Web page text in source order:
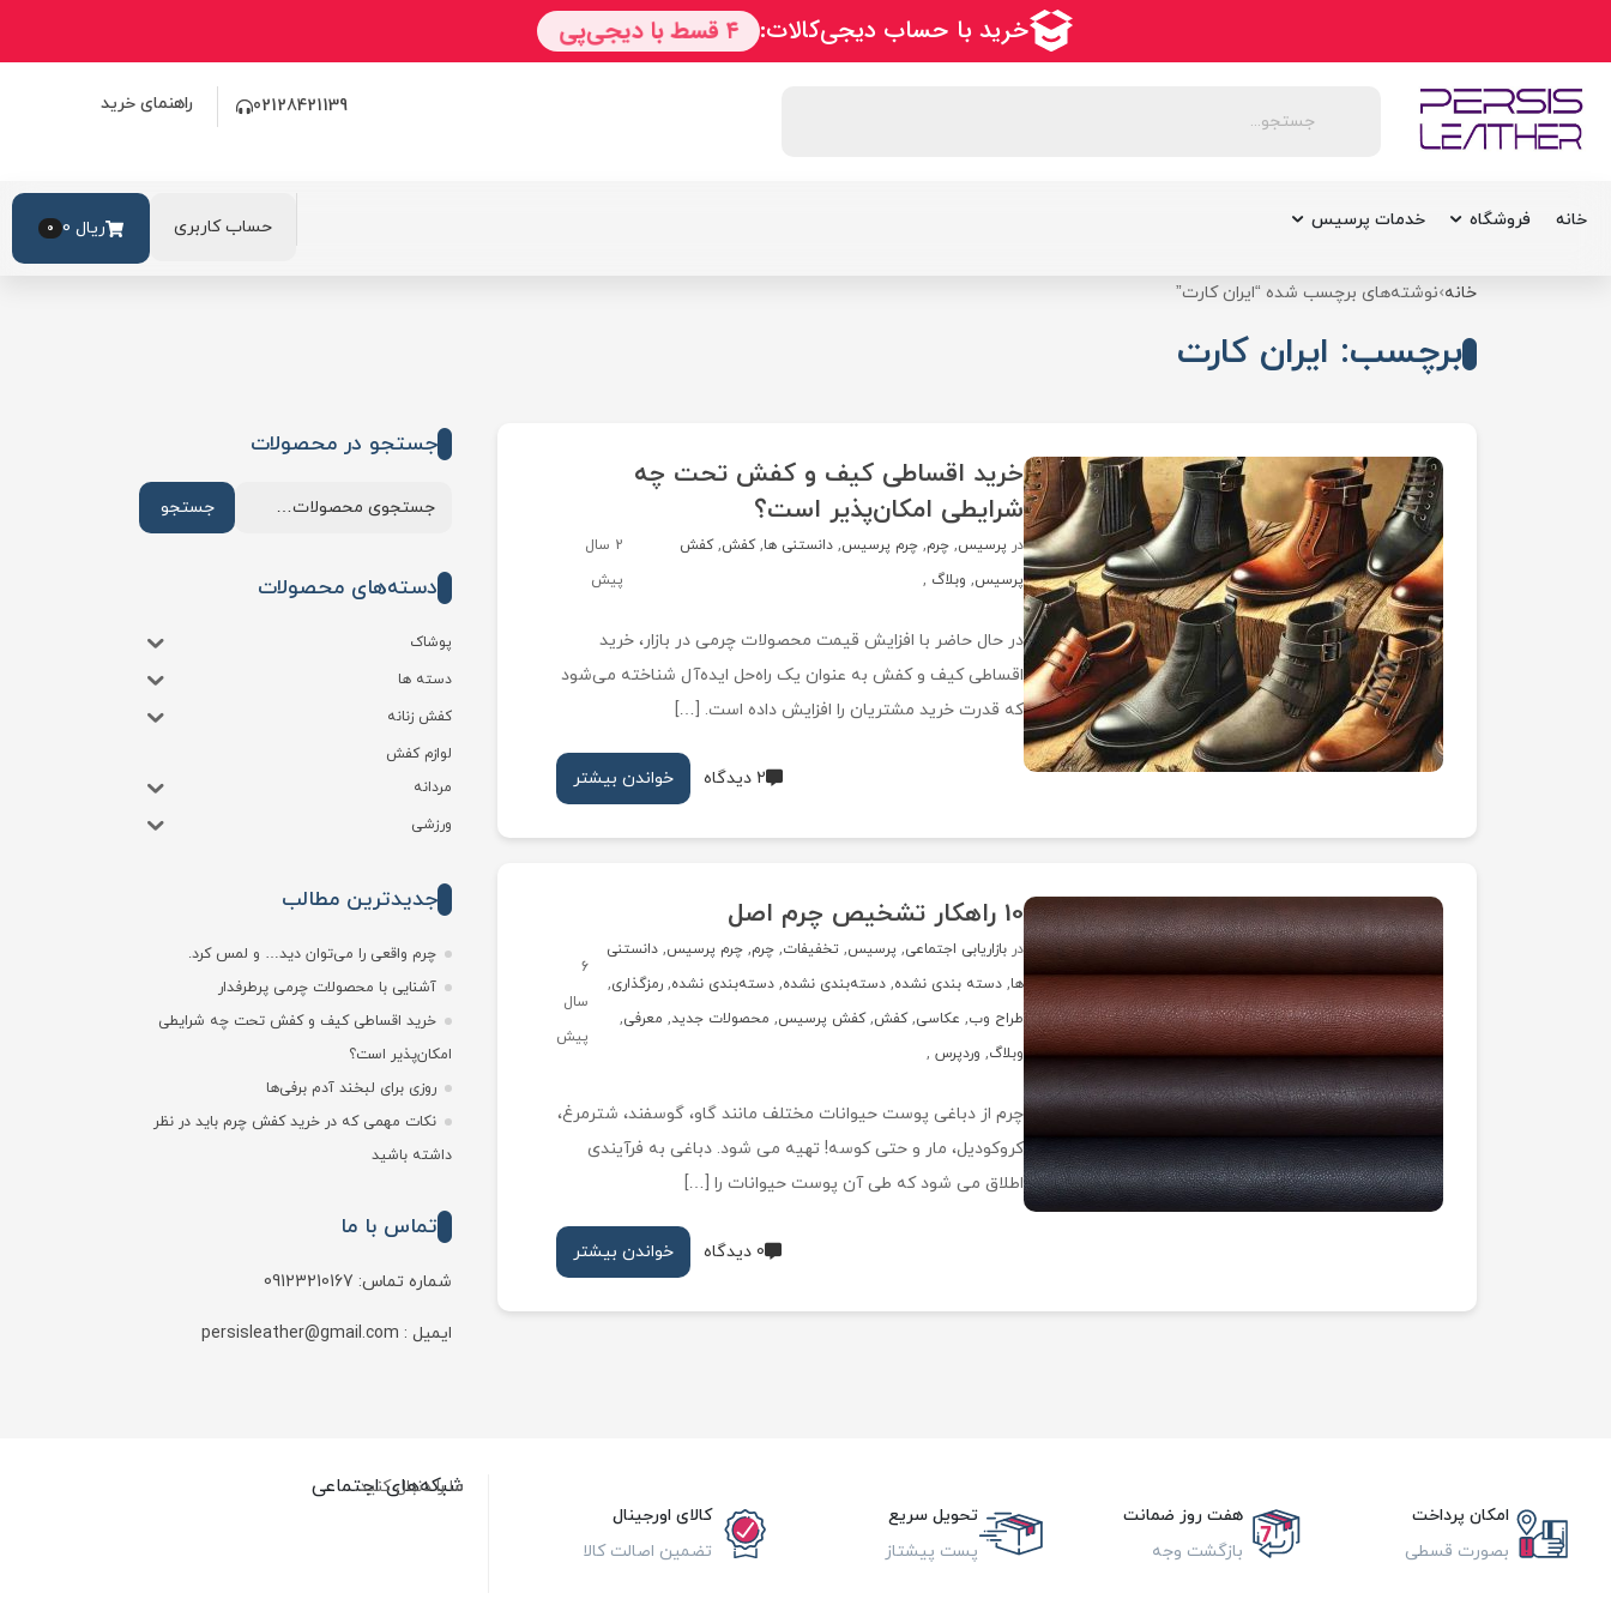
02128421139 راهنمای خرید
خانه فروشگاه خدمات پرسیس حساب کاربری 0 ریال 0
خانه نوشته‌های برچسب شده “ایران کارت”
برچسب: ایران کارت
خرید اقساطی کیف و کفش تحت چه
شرایطی امکان‌پذیر است؟
در پرسیس,چرم,چرم پرسیس,دانستنی ها,کفش,کفش
پرسیس, وبلاگ ,
2 سال
پیش
در حال حاضر با افزایش قیمت محصولات چرمی در بازار، خرید
اقساطی کیف و کفش به عنوان یک راه‌حل ایده‌آل شناخته می‌شود
که قدرت خرید مشتریان را افزایش داده است. […]
2 دیدگاه خواندن بیشتر
10 راهکار تشخیص چرم اصل
دربازاریابی اجتماعی, پرسیس,تخفیفات,چرم,چرم پرسیس,دانستنی
ها,دسته بندی نشده,دسته‌بندی نشده,دسته‌بندی نشده,رمزگذاری,
طراح وب, عکاسی,کفش,کفش پرسیس, محصولات جدید, معرفی,
وبلاگ, وردپرس ,
6
سال
پیش
چرم از دباغی پوست حیوانات مختلف مانند گاو، گوسفند، شترمرغ،
کروکودیل، مار و حتی کوسه! تهیه می شود. دباغی به فرآیندی
اطلاق می شود که طی آن پوست حیوانات را […]
0 دیدگاه خواندن بیشتر
جستجو در محصولات
جستجو
دسته‌های محصولات
پوشاک
دسته ها
کفش زنانه
لوازم کفش
مردانه
ورزشی
جدیدترین مطالب
چرم واقعی را می‌توان دید… و لمس کرد.
آشنایی با محصولات چرمی پرطرفدار
خرید اقساطی کیف و کفش تحت چه شرایطی
امکان‌پذیر است؟
روزی برای لبخند آدم برفی‌ها
نکات مهمی که در خرید کفش چرم باید در نظر
داشته باشید
تماس با ما
شماره تماس: 09123210167
ایمیل : persisleather@gmail.com
امکان پرداخت
بصورت قسطی
هفت روز ضمانت
بازگشت وجه
تحویل سریع
پست پیشتاز
کالای اورجینال
تضمین اصالت کالا
شبکه‌های اجتماعی
ما را دنبال کنید…